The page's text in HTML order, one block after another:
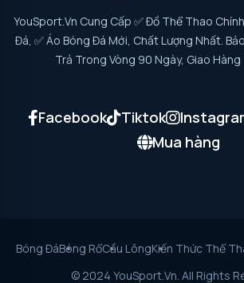
YouSport.vn Cung Cấp ✅ Đồ Thể Thao
Đá, ✅ Áo Bóng Đá Mới, Chất Lượng Nhất.
Trả Trong Vòng 90 Ngày, Giao Hàng
Facebook Tiktok
Mua hàng
Bóng ĐáBóng RổCầu LôngKiến Thức Thể
© 2024 YouSport.vn. All Rights